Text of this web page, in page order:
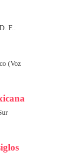
F.:
(Voz